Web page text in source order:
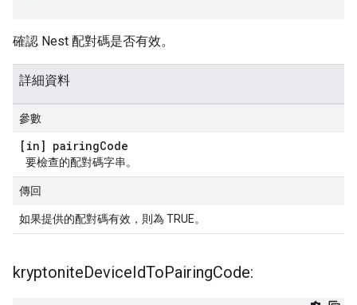
確認 Nest 配對碼是否有效。
詳細資料
參數
[in] pairingCode
要檢查的配對碼字串。
傳回
如果提供的配對碼有效，則為 TRUE。
kryptoniteDeviceIdToPairingCode: